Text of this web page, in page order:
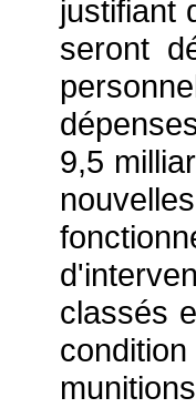
justifiant
seront
9,5
classés